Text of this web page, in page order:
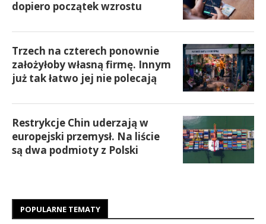
dopiero początek wzrostu
Trzech na czterech ponownie
założyłoby własną firmę. Innym
już tak łatwo jej nie polecają
Restrykcje Chin uderzają w
europejski przemysł. Na liście
są dwa podmioty z Polski
POPULARNE TEMATY